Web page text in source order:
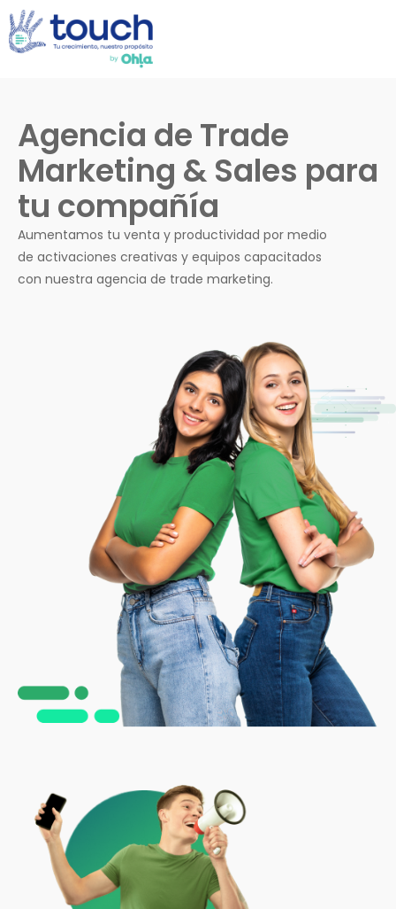
Agencia de Trade
Marketing & Sales para
tu compañía
Aumentamos tu venta y productividad por medio
de activaciones creativas y equipos capacitados
con nuestra agencia de trade marketing.